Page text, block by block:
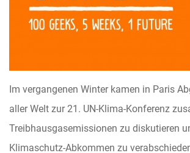
Im vergangenen Winter kamen in Paris
aller Welt zur 21. UN-Klima-Konferenz
Treibhausgasemissionen zu diskutieren
Klimaschutz-Abkommen zu